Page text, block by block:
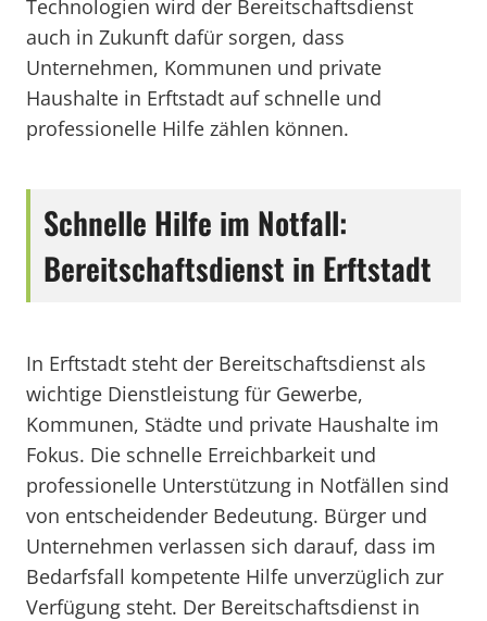
Technologien wird der Bereitschaftsdienst
auch in Zukunft dafür sorgen, dass
Unternehmen, Kommunen und private
Haushalte in Erftstadt auf schnelle und
professionelle Hilfe zählen können.
Schnelle Hilfe im Notfall:
Bereitschaftsdienst in Erftstadt
In Erftstadt steht der Bereitschaftsdienst als
wichtige Dienstleistung für Gewerbe,
Kommunen, Städte und private Haushalte im
Fokus. Die schnelle Erreichbarkeit und
professionelle Unterstützung in Notfällen sind
von entscheidender Bedeutung. Bürger und
Unternehmen verlassen sich darauf, dass im
Bedarfsfall kompetente Hilfe unverzüglich zur
Verfügung steht. Der Bereitschaftsdienst in